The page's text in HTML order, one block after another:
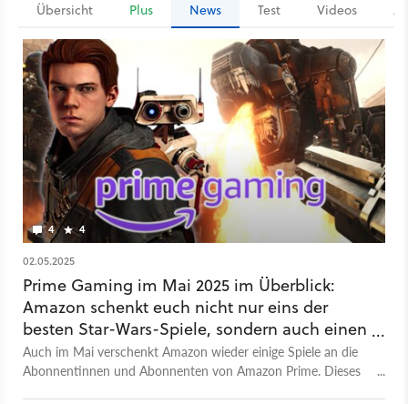
Übersicht Plus News Test Videos
4 4
02.05.2025
Prime Gaming im Mai 2025 im Überblick:
Amazon schenkt euch nicht nur eins der
besten Star-Wars-Spiele, sondern auch einen
grandiosen Story-Shooter
Auch im Mai verschenkt Amazon wieder einige Spiele an die
Abonnentinnen und Abonnenten von Amazon Prime. Dieses